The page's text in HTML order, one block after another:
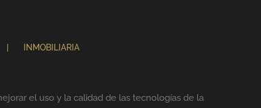
INMOBILIARIA
el uso y la calidad de las tecnologías de la